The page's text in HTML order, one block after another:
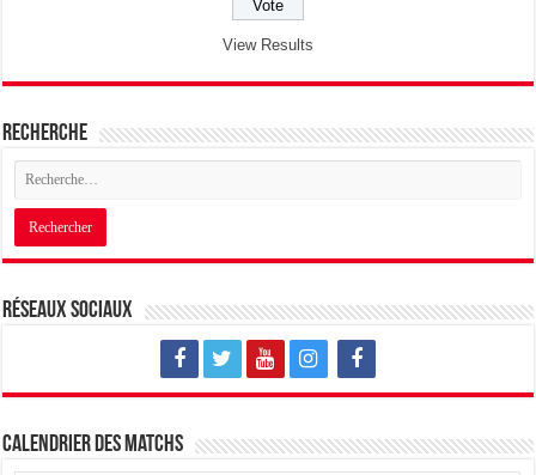
View Results
Recherche
Réseaux sociaux
Calendrier des matchs